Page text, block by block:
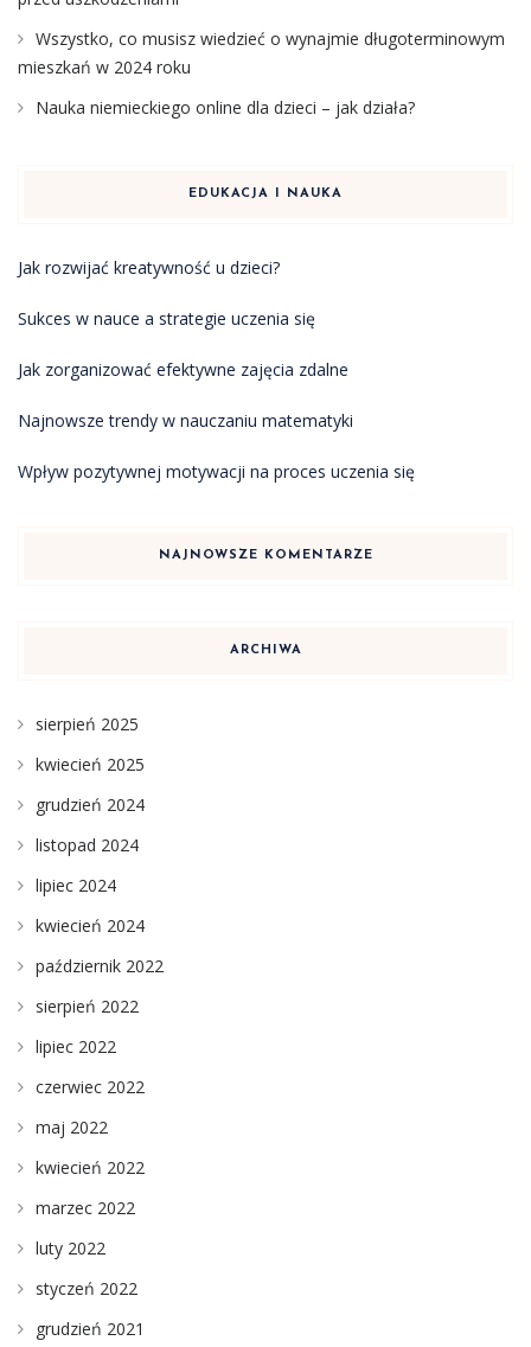
Wszystko, co musisz wiedzieć o wynajmie długoterminowym
mieszkań w 2024 roku
Nauka niemieckiego online dla dzieci – jak działa?
EDUKACJA I NAUKA
Jak rozwijać kreatywność u dzieci?
Sukces w nauce a strategie uczenia się
Jak zorganizować efektywne zajęcia zdalne
Najnowsze trendy w nauczaniu matematyki
Wpływ pozytywnej motywacji na proces uczenia się
NAJNOWSZE KOMENTARZE
ARCHIWA
sierpień 2025
kwiecień 2025
grudzień 2024
listopad 2024
lipiec 2024
kwiecień 2024
październik 2022
sierpień 2022
lipiec 2022
czerwiec 2022
maj 2022
kwiecień 2022
marzec 2022
luty 2022
styczeń 2022
grudzień 2021